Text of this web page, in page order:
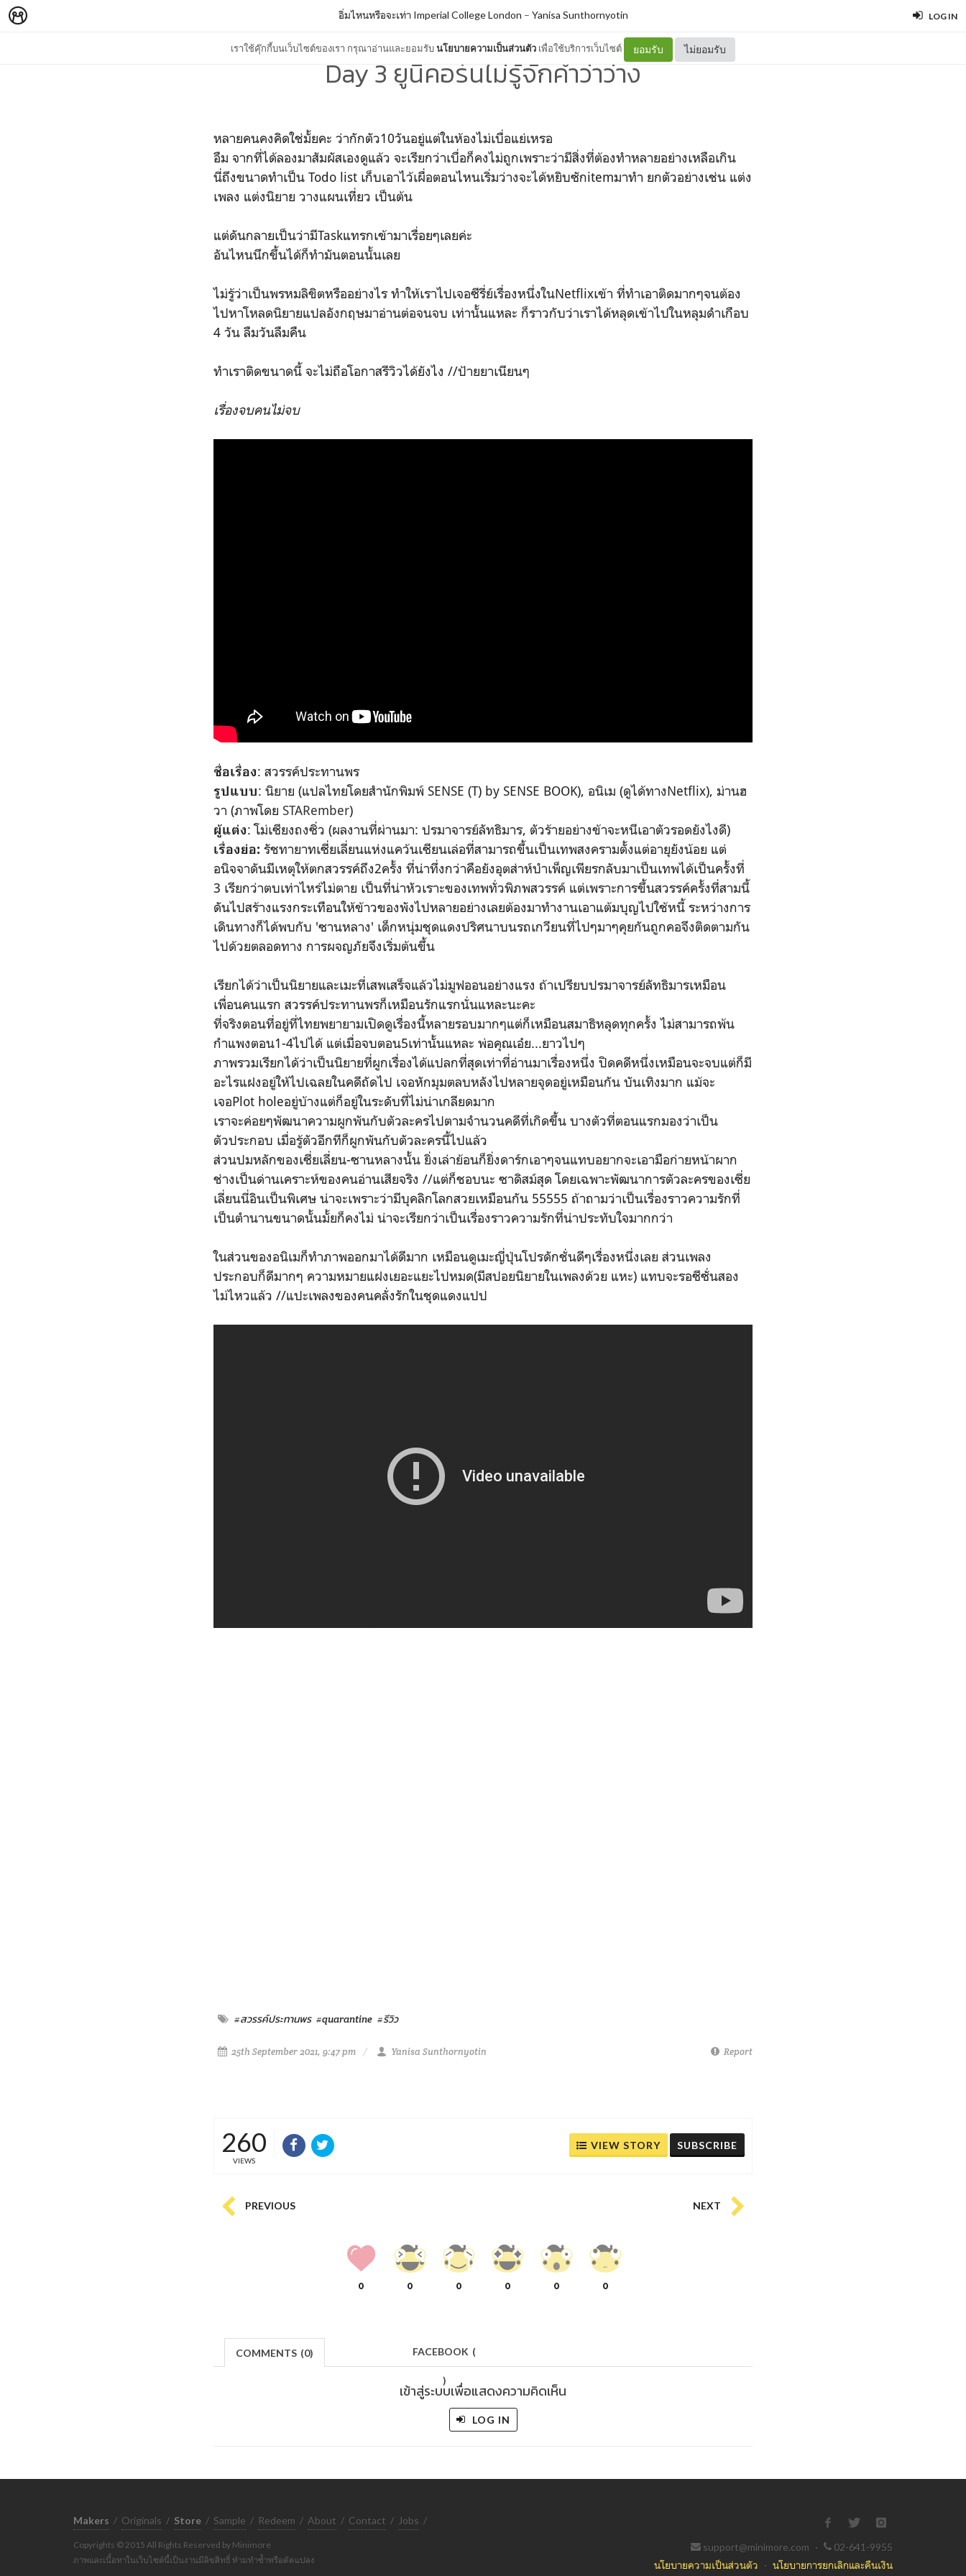
LOG IN
เราใช้คุ๊กกี้บนเว็บไซต์ของเรา กรุณาอ่านและยอมรับนโยบายความเป็นส่วนตัว เพื่อใช้บริการเว็บไซต์ ยอมรับ ไม่ยอมรับ
อิ่มไหนหรือจะเท่า Imperial College London – Yanisa Sunthornyotin
Day 3 ยูนิคอร์นไม่รู้จักคำว่าว่าง
หลายคนคงคิดใช่มั้ยคะ ว่ากักตัว10วันอยู่แต่ในห้องไม่เบื่อแย่เหรอ
อืม จากที่ได้ลองมาสัมผัสเองดูแล้ว จะเรียกว่าเบื่อก็คงไม่ถูกเพราะว่ามีสิ่งที่ต้องทำหลายอย่างเหลือเกิน
นี่ถึงขนาดทำเป็น Todo list เก็บเอาไว้เผื่อตอนไหนเริ่มว่างจะได้หยิบซักitemมาทำ ยกตัวอย่างเช่น แต่ง
เพลง แต่งนิยาย วางแผนเที่ยว เป็นต้น
แต่ดันกลายเป็นว่ามีTaskแทรกเข้ามาเรื่อยๆเลยค่ะ
อันไหนนึกขึ้นได้ก็ทำมันตอนนั้นเลย
ไม่รู้ว่าเป็นพรหมลิขิตหรืออย่างไร ทำให้เราไปเจอซีรี่ย์เรื่องหนึ่งในNetflixเข้า ที่ทำเอาติดมากๆจนต้อง
ไปหาโหลดนิยายแปลอังกฤษมาอ่านต่อจนจบ เท่านั้นแหละ ก็ราวกับว่าเราได้หลุดเข้าไปในหลุมดำเกือบ
4 วัน ลืมวันลืมคืน
ทำเราติดขนาดนี้ จะไม่ถือโอกาสรีวิวได้ยังไง //ป้ายยาเนียนๆ
เรื่องจบคนไม่จบ
ชื่อเรื่อง: สวรรค์ประทานพร
รูปแบบ: นิยาย (แปลไทยโดยสำนักพิมพ์ SENSE (T) by SENSE BOOK), อนิเม (ดูได้ทางNetflix), ม่านฮ
วา (ภาพโดย STARember)
ผู้แต่ง: โม่เซียงถงซิ่ว (ผลงานที่ผ่านมา: ปรมาจารย์ลัทธิมาร, ตัวร้ายอย่างข้าจะหนีเอาตัวรอดยังไงดี)
เรื่องย่อ: รัชทายาทเซี่ยเลี่ยนแห่งแคว้นเซียนเล่อที่สามารถขึ้นเป็นเทพสงครามตั้งแต่อายุยังน้อย แต่
อนิจจาดันมีเหตุให้ตกสวรรค์ถึง2ครั้ง ที่น่าทึ่งกว่าคือยังอุตส่าห์บำเพ็ญเพียรกลับมาเป็นเทพได้เป็นครั้งที่
3 เรียกว่าตบเท่าไหร่ไม่ตาย เป็นที่น่าหัวเราะของเทพทั่วพิภพสวรรค์ แต่เพราะการขึ้นสวรรค์ครั้งที่สามนี้
ดันไปสร้างแรงกระเทือนให้ข้าวของพังไปหลายอย่างเลยต้องมาทำงานเอาแต้มบุญไปใช้หนี้ ระหว่างการ
เดินทางก็ได้พบกับ 'ซานหลาง' เด็กหนุ่มชุดแดงปริศนาบนรถเกวียนที่ไปๆมาๆคุยกันถูกคอจึงติดตามกัน
ไปด้วยตลอดทาง การผจญภัยจึงเริ่มต้นขึ้น
เรียกได้ว่าเป็นนิยายและเมะที่เสพเสร็จแล้วไม่มูฟออนอย่างแรง ถ้าเปรียบปรมาจารย์ลัทธิมารเหมือน
เพื่อนคนแรก สวรรค์ประทานพรก็เหมือนรักแรกนั่นแหละนะคะ
ที่จริงตอนที่อยู่ที่ไทยพยายามเปิดดูเรื่องนี้หลายรอบมากๆแต่ก็เหมือนสมาธิหลุดทุกครั้ง ไม่สามารถพ้น
กำแพงตอน1-4ไปได้ แต่เมื่อจบตอน5เท่านั้นแหละ พ่อคุณเอ๋ย...ยาวไปๆ
ภาพรวมเรียกได้ว่าเป็นนิยายที่ผูกเรื่องได้แปลกที่สุดเท่าที่อ่านมาเรื่องหนึ่ง ปิดคดีหนึ่งเหมือนจะจบแต่ก็มี
อะไรแฝงอยู่ให้ไปเฉลยในคดีถัดไป เจอหักมุมตลบหลังไปหลายจุดอยู่เหมือนกัน บันเทิงมาก แม้จะ
เจอPlot holeอยู่บ้างแต่ก็อยู่ในระดับที่ไม่น่าเกลียดมาก
เราจะค่อยๆพัฒนาความผูกพันกับตัวละครไปตามจำนวนคดีที่เกิดขึ้น บางตัวที่ตอนแรกมองว่าเป็น
ตัวประกอบ เมื่อรู้ตัวอีกทีก็ผูกพันกับตัวละครนี้ไปแล้ว
ส่วนปมหลักของเซี่ยเลี่ยน-ซานหลางนั้น ยิ่งเล่าย้อนก็ยิ่งดาร์กเอาๆจนแทบอยากจะเอามือก่ายหน้าผาก
ช่างเป็นด่านเคราะห์ของคนอ่านเสียจริง​ //แต่ก็ชอบนะ ซาดิสม์สุด โดยเฉพาะพัฒนาการตัวละครของเซี่ย
เลี่ยนนี่อินเป็นพิเศษ น่าจะเพราะว่ามีบุคลิกโลกสวยเหมือนกัน 55555 ถ้าถามว่าเป็นเรื่องราวความรักที่
เป็นตำนานขนาดนั้นมั้ยก็คงไม่ น่าจะเรียกว่าเป็นเรื่องราวความรักที่น่าประทับใจมากกว่า
ในส่วนของอนิเมก็ทำภาพออกมาได้ดีมาก เหมือนดูเมะญี่ปุ่นโปรดักชั่นดีๆเรื่องหนึ่งเลย ส่วนเพลง
ประกอบก็ดีมากๆ ความหมายแฝงเยอะแยะไปหมด(มีสปอยนิยายในเพลงด้วย แหะ) แทบจะรอซีซั่นสอง
ไม่ไหวแล้ว //แปะเพลงของคนคลั่งรักในชุดแดงแปป
#สวรรค์ประทานพร #quarantine #รีวิว
25th September 2021, 9:47 pm Yanisa Sunthornyotin Report
260
VIEWS
VIEW STORY SUBSCRIBE
PREVIOUS NEXT
0 0 0 0 0 0
COMMENTS (0) FACEBOOK (
)
เข้าสู่ระบบเพื่อแสดงความคิดเห็น
LOG IN
Makers / Originals / Store / Sample / Redeem / About / Contact / Jobs /
Copyrights © 2015 All Rights Reserved by Minimore
ภาพและเนื้อหาในเว็บไซต์นี้เป็นงานมีลิขสิทธิ์ ห้ามทำซ้ำหรือดัดแปลง
support@minimore.com ·
02-641-9955
นโยบายความเป็นส่วนตัว · นโยบายการยกเลิกและคืนเงิน